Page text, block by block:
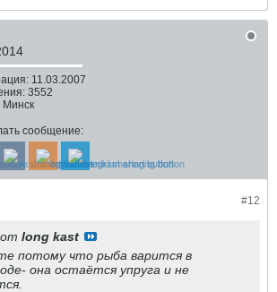
11.03.2007
3552
Минск
сообщение:
#12
long kast
потому что рыба варится в
она остаётся упруга и не